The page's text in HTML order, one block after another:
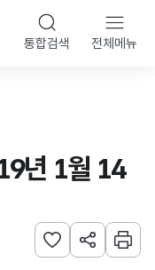
통합검색 전체메뉴
년 1월 14
관심사 등록하기
URL 공유하
인쇄